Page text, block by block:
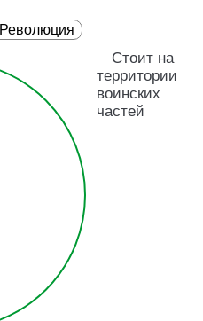
Революция
Стоит на
территории
воинских
частей